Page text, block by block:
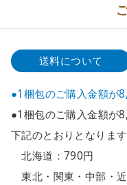
送料について
●1梱包のご購入金額が
●1梱包のご購入金額が
下記のとおりとなります
北海道：790円
東北・関東・中部・